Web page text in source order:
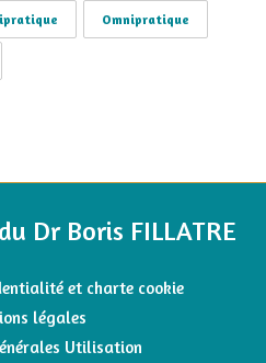
Omnipratique
Dr Boris FILLATRE
et charte cookie
légales
Utilisation